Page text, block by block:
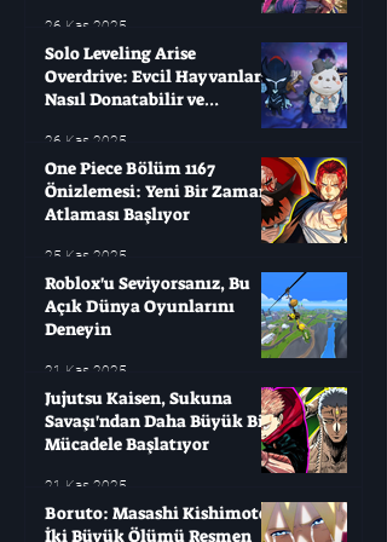
26 Kas 2025
Solo Leveling Arise
Overdrive: Evcil Hayvanları
Nasıl Donatabilir ve
26 Kas 2025
One Piece Bölüm 1167
Önizlemesi: Yeni Bir Zaman
Atlaması Başlıyor
25 Kas 2025
Roblox'u Seviyorsanız, Bu
Açık Dünya Oyunlarını
Deneyin
21 Kas 2025
Jujutsu Kaisen, Sukuna
Savaşı'ndan Daha Büyük Bir
Mücadele Başlatıyor
21 Kas 2025
Boruto: Masashi Kishimoto
İki Büyük Ölümü Resmen